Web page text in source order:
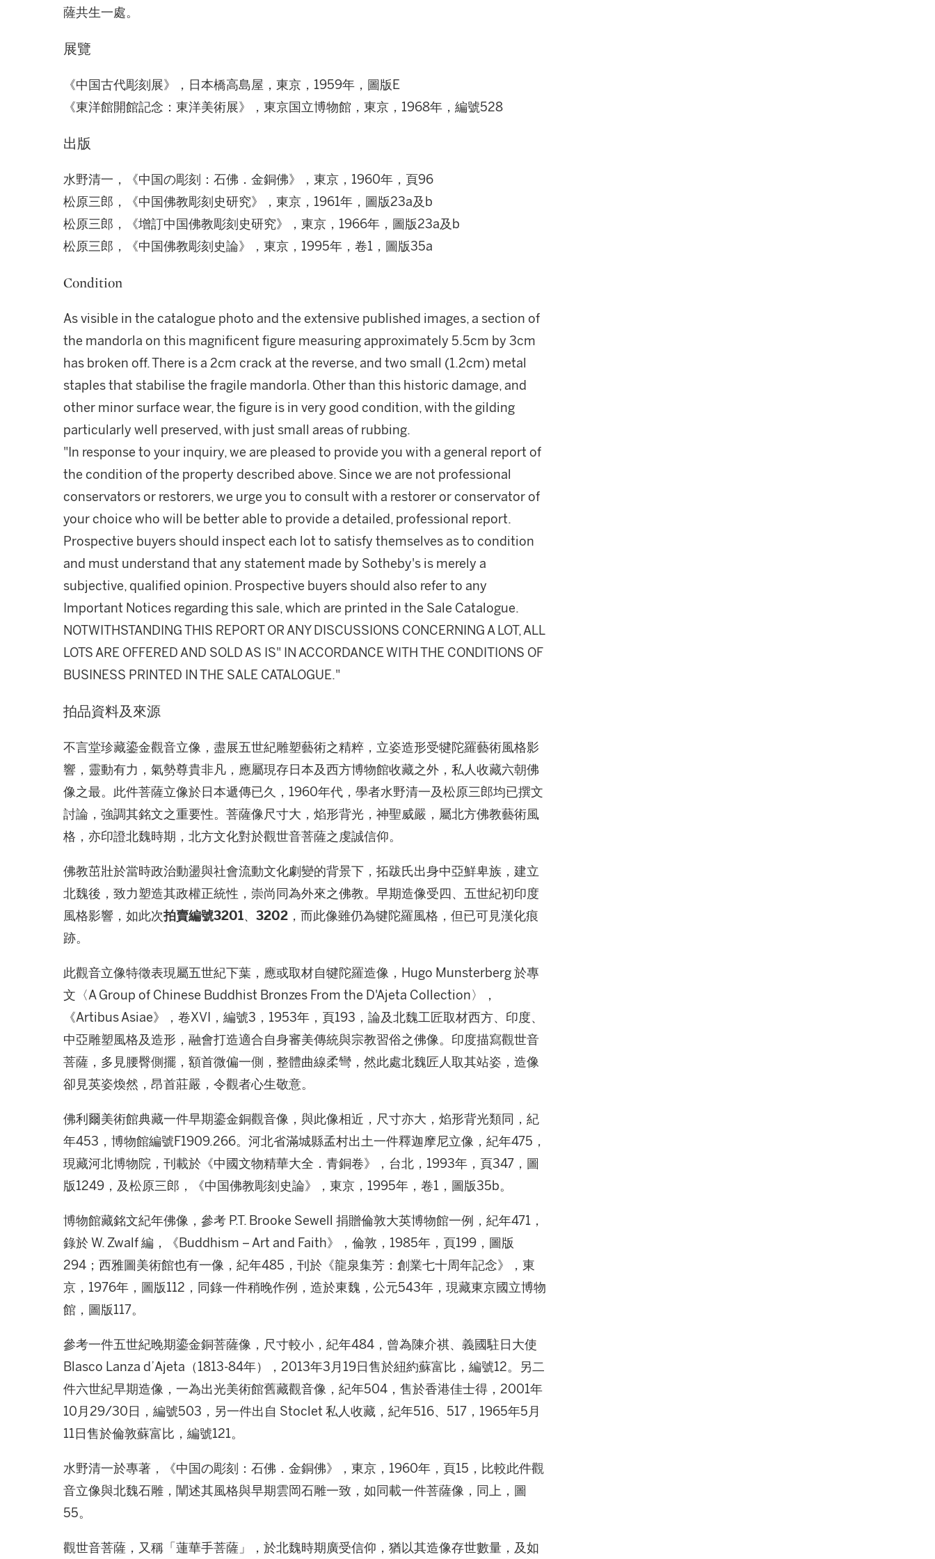
薩共生一處。
展覽
《中国古代彫刻展》，日本橋高島屋，東京，1959年，圖版E
《東洋館開館記念：東洋美術展》，東京国立博物館，東京，1968年，編號528
出版
水野清一，《中国の彫刻：石佛．金銅佛》，東京，1960年，頁96
松原三郎，《中国佛教彫刻史研究》，東京，1961年，圖版23a及b
松原三郎，《增訂中国佛教彫刻史研究》，東京，1966年，圖版23a及b
松原三郎，《中国佛教彫刻史論》，東京，1995年，卷1，圖版35a
Condition
As visible in the catalogue photo and the extensive published images, a section of
the mandorla on this magnificent figure measuring approximately 5.5cm by 3cm
has broken off. There is a 2cm crack at the reverse, and two small (1.2cm) metal
staples that stabilise the fragile mandorla. Other than this historic damage, and
other minor surface wear, the figure is in very good condition, with the gilding
particularly well preserved, with just small areas of rubbing.
"In response to your inquiry, we are pleased to provide you with a general report of
the condition of the property described above. Since we are not professional
conservators or restorers, we urge you to consult with a restorer or conservator of
your choice who will be better able to provide a detailed, professional report.
Prospective buyers should inspect each lot to satisfy themselves as to condition
and must understand that any statement made by Sotheby's is merely a
subjective, qualified opinion. Prospective buyers should also refer to any
Important Notices regarding this sale, which are printed in the Sale Catalogue.
NOTWITHSTANDING THIS REPORT OR ANY DISCUSSIONS CONCERNING A LOT, ALL
LOTS ARE OFFERED AND SOLD AS IS" IN ACCORDANCE WITH THE CONDITIONS OF
BUSINESS PRINTED IN THE SALE CATALOGUE."
拍品資料及來源
不言堂珍藏鎏金觀音立像，盡展五世紀雕塑藝術之精粹，立姿造形受犍陀羅藝術風格影
響，靈動有力，氣勢尊貴非凡，應屬現存日本及西方博物館收藏之外，私人收藏六朝佛
像之最。此件菩薩立像於日本遞傳已久，1960年代，學者水野清一及松原三郎均已撰文
討論，強調其銘文之重要性。菩薩像尺寸大，焰形背光，神聖威嚴，屬北方佛教藝術風
格，亦印證北魏時期，北方文化對於觀世音菩薩之虔誠信仰。
佛教茁壯於當時政治動盪與社會流動文化劇變的背景下，拓跋氏出身中亞鮮卑族，建立
北魏後，致力塑造其政權正統性，崇尚同為外來之佛教。早期造像受四、五世紀初印度
風格影響，如此次拍賣編號3201、 3202 ，而此像雖仍為犍陀羅風格，但已可見漢化痕
跡。
此觀音立像特徵表現屬五世紀下葉，應或取材自犍陀羅造像，Hugo Munsterberg 於專
文〈A Group of Chinese Buddhist Bronzes From the D'Ajeta Collection〉，
《Artibus Asiae》，卷XVI，編號3，1953年，頁193，論及北魏工匠取材西方、印度、
中亞雕塑風格及造形，融會打造適合自身審美傳統與宗教習俗之佛像。印度描寫觀世音
菩薩，多見腰臀側擺，額首微偏一側，整體曲線柔彎，然此處北魏匠人取其站姿，造像
卻見英姿煥然，昂首莊嚴，令觀者心生敬意。
佛利爾美術館典藏一件早期鎏金銅觀音像，與此像相近，尺寸亦大，焰形背光類同，紀
年453，博物館編號F1909.266。河北省滿城縣孟村出土一件釋迦摩尼立像，紀年475，
現藏河北博物院，刊載於《中國文物精華大全．青銅卷》，台北，1993年，頁347，圖
版1249，及松原三郎，《中国佛教彫刻史論》，東京，1995年，卷1，圖版35b。
博物館藏銘文紀年佛像，參考 P.T. Brooke Sewell 捐贈倫敦大英博物館一例，紀年471，
錄於 W. Zwalf 編，《Buddhism – Art and Faith》，倫敦，1985年，頁199，圖版
294；西雅圖美術館也有一像，紀年485，刊於《龍泉集芳：創業七十周年記念》，東
京，1976年，圖版112，同錄一件稍晚作例，造於東魏，公元543年，現藏東京國立博物
館，圖版117。
參考一件五世紀晚期鎏金銅菩薩像，尺寸較小，紀年484，曾為陳介祺、義國駐日大使
Blasco Lanza d’Ajeta（1813-84年），2013年3月19日售於紐約蘇富比，編號12。另二
件六世紀早期造像，一為出光美術館舊藏觀音像，紀年504，售於香港佳士得，2001年
10月29/30日，編號503，另一件出自 Stoclet 私人收藏，紀年516、517，1965年5月
11日售於倫敦蘇富比，編號121。
水野清一於專著，《中国の彫刻：石佛．金銅佛》，東京，1960年，頁15，比較此件觀
音立像與北魏石雕，闡述其風格與早期雲岡石雕一致，如同載一件菩薩像，同上，圖
55。
觀世音菩薩，又稱「蓮華手菩薩」，於北魏時期廣受信仰，猶以其造像存世數量，及如